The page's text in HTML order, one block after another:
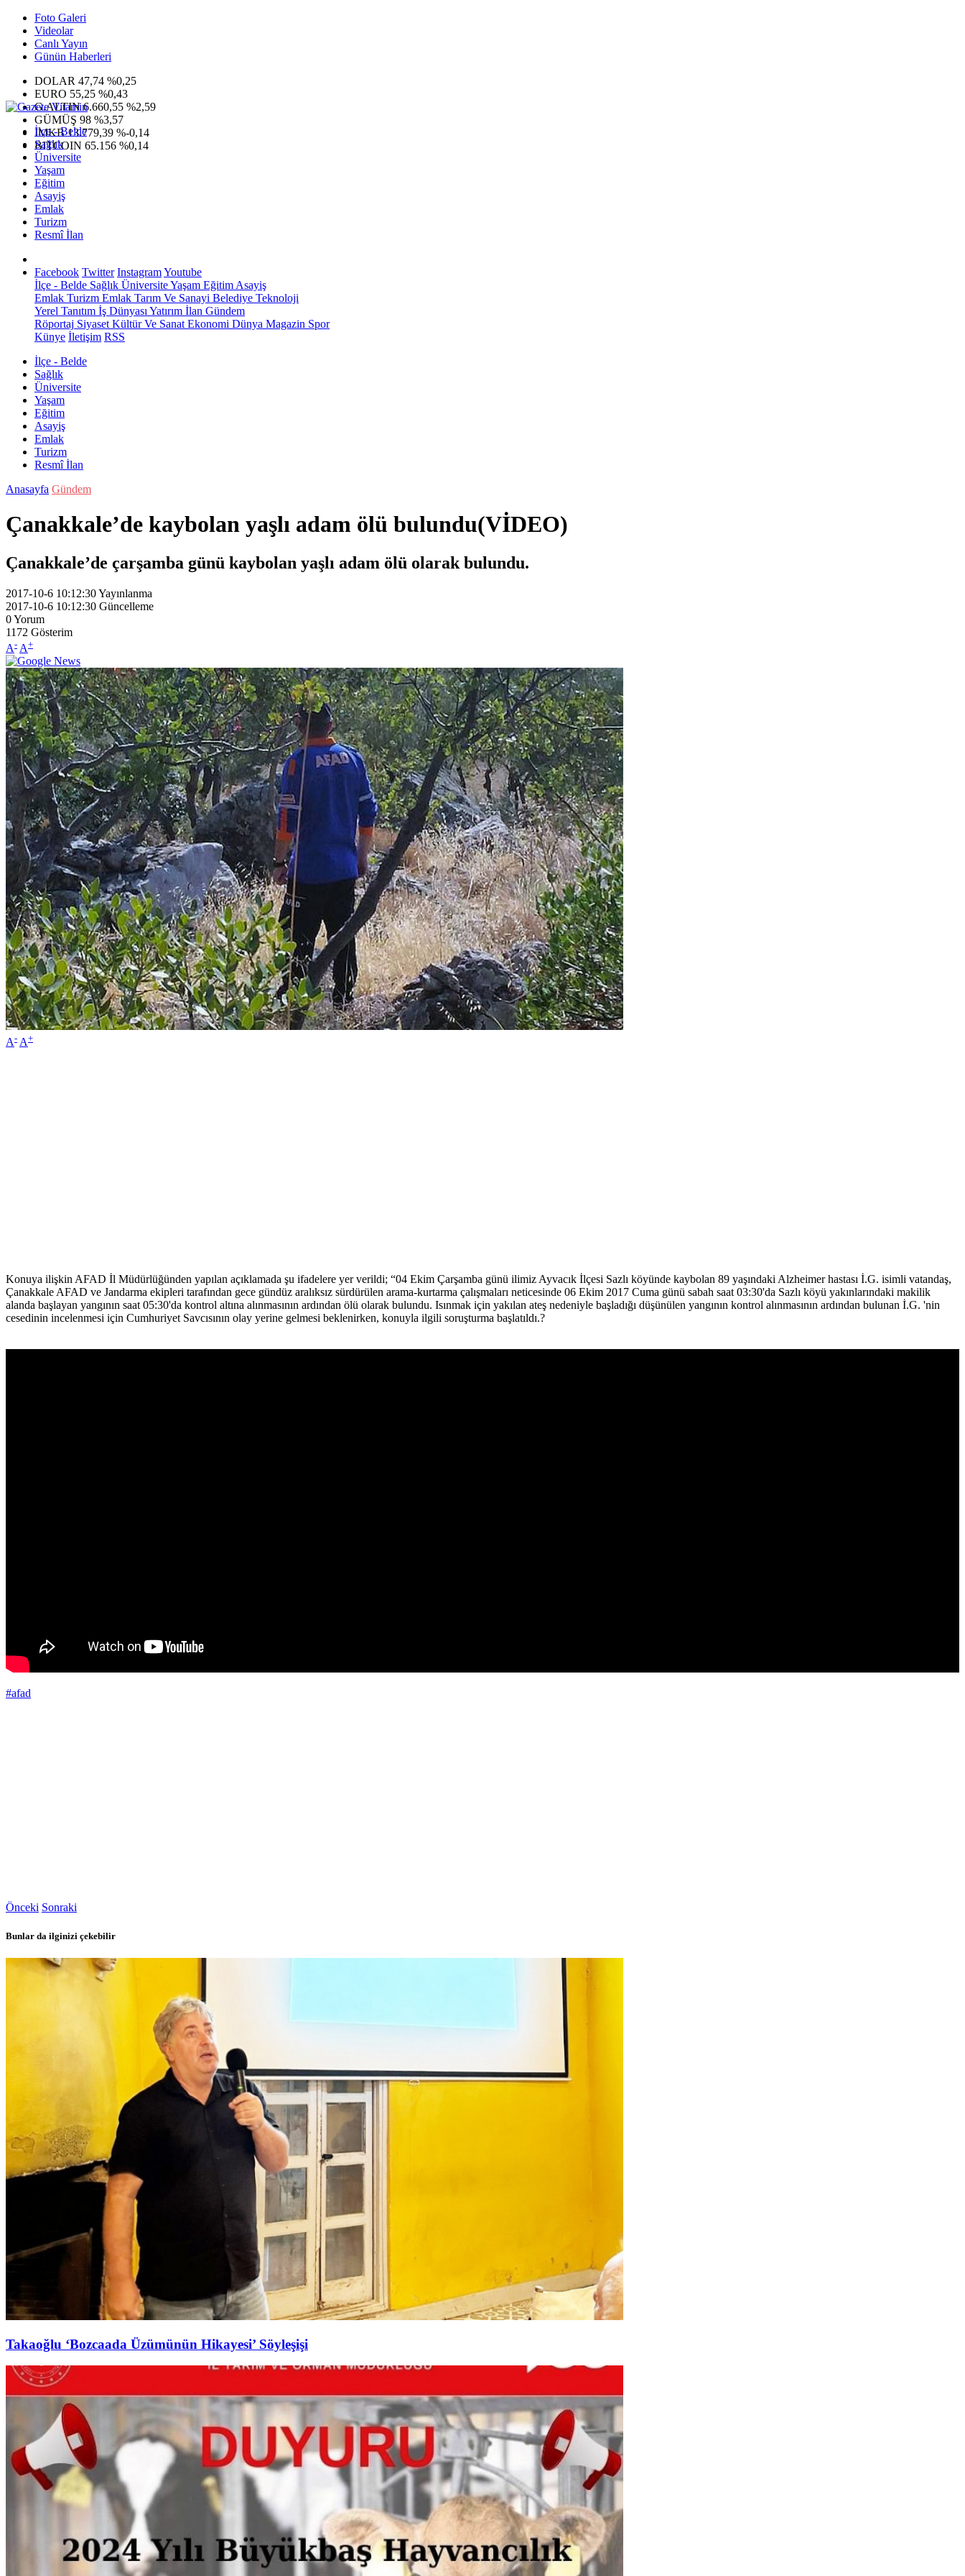
Foto Galeri
Videolar
Canlı Yayın
Günün Haberleri
DOLAR 47,74 %0,25
EURO 55,25 %0,43
G.ALTIN6.660,55 %2,59
GÜMÜŞ 98 %3,57
IMKB13.779,39 %-0,14
BITCOIN 65.156 %0,14
İlçe - Belde
Sağlık
Üniversite
Yaşam
Eğitim
Asayiş
Emlak
Turizm
Resmî İlan
Facebook Twitter InstagramYoutube
İlçe - Belde Sağlık ÜniversiteYaşam Eğitim Asayiş
Emlak Turizm Emlak Tarım Ve Sanayi Belediye Teknoloji
Yerel Tanıtım İş Dünyası Yatırım İlan Gündem
Röportaj Siyaset Kültür Ve Sanat Ekonomi Dünya Magazin Spor
Künye İletişim RSS
İlçe - Belde
Sağlık
Üniversite
Yaşam
Eğitim
Asayiş
Emlak
Turizm
Resmî İlan
Anasayfa Gündem
Çanakkale’de kaybolan yaşlı adam ölü bulundu(VİDEO)
Çanakkale’de çarşamba günü kaybolan yaşlı adam ölü olarak bulundu.
2017-10-6 10:12:30Yayınlanma
2017-10-6 10:12:30 Güncelleme
0Yorum
1172 Gösterim
A- A+
A- A+
Konuya ilişkin AFAD İl Müdürlüğünden yapılan açıklamada şu ifadelere yer verildi; “04 Ekim Çarşamba günü ilimiz Ayvacık İlçesi Sazlı köyünde kaybolan 89 yaşındaki Alzheimer hastası İ.G. isimli vatandaş,
Çanakkale AFAD ve Jandarma ekipleri tarafından gece gündüz aralıksız sürdürülen arama-kurtarma çalışmaları neticesinde 06 Ekim 2017 Cuma günü sabah saat 03:30'da Sazlı köyü yakınlarındaki makilik
alanda başlayan yangının saat 05:30'da kontrol altına alınmasının ardından ölü olarak bulundu. Isınmak için yakılan ateş nedeniyle başladığı düşünülen yangının kontrol alınmasının ardından bulunan İ.G. 'nin
cesedinin incelenmesi için Cumhuriyet Savcısının olay yerine gelmesi beklenirken, konuyla ilgili soruşturma başlatıldı.?
#afad
Önceki Sonraki
Bunlar da ilginizi çekebilir
Takaoğlu ‘Bozcaada Üzümünün Hikayesi’ Söyleşişi